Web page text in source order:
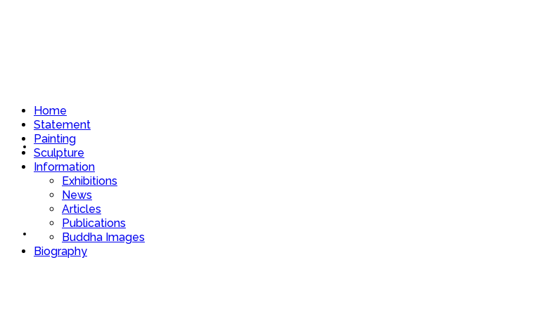
Home
Statement
Home
Statement
Painting
Sculpture
Information
Exhibitions
News
Articles
Publications
Buddha Images
Biography